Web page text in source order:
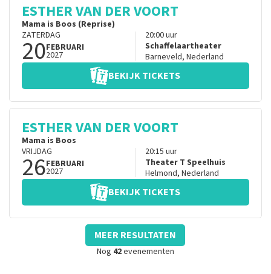
ESTHER VAN DER VOORT
Mama is Boos (Reprise)
ZATERDAG
20FEBRUARI
2027
20:00uur
Schaffelaartheater
Barneveld, Nederland
BEKIJK TICKETS
ESTHER VAN DER VOORT
Mama is Boos
VRIJDAG
26FEBRUARI
2027
20:15 uur
Theater T Speelhuis
Helmond, Nederland
BEKIJK TICKETS
MEER RESULTATEN
Nog 42evenementen